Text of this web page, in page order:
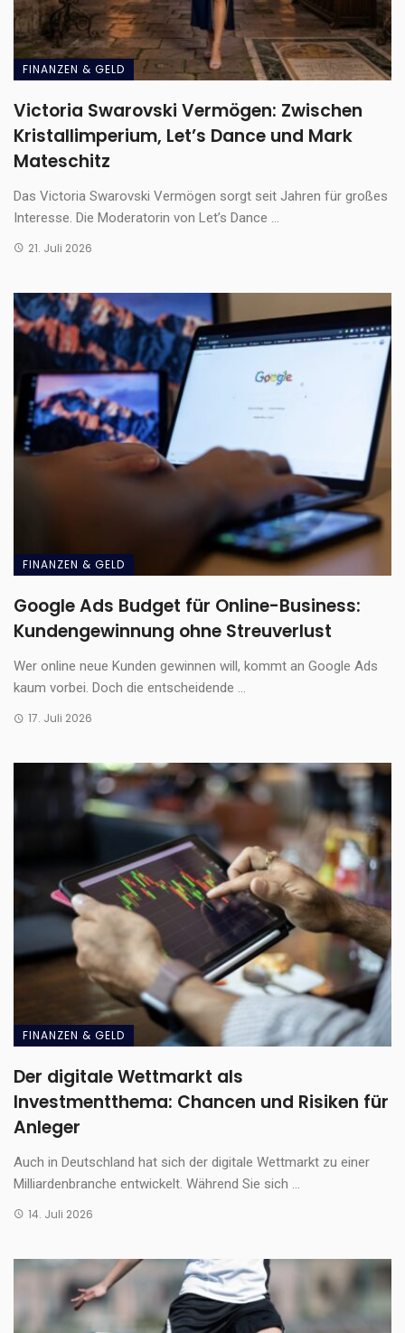
FINANZEN & GELD
Victoria Swarovski Vermögen: Zwischen
Kristallimperium, Let’s Dance und Mark
Mateschitz
Das Victoria Swarovski Vermögen sorgt seit Jahren für großes
Interesse. Die Moderatorin von Let’s Dance ...
21. Juli 2026
FINANZEN & GELD
Google Ads Budget für Online-Business:
Kundengewinnung ohne Streuverlust
Wer online neue Kunden gewinnen will, kommt an Google Ads
kaum vorbei. Doch die entscheidende ...
17. Juli 2026
FINANZEN & GELD
Der digitale Wettmarkt als
Investmentthema: Chancen und Risiken für
Anleger
Auch in Deutschland hat sich der digitale Wettmarkt zu einer
Milliardenbranche entwickelt. Während Sie sich ...
14. Juli 2026